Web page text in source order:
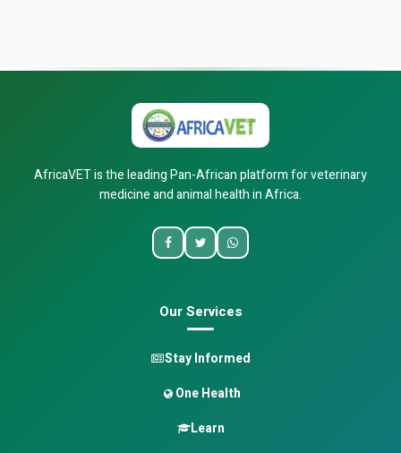
AfricaVET is the leading Pan-African platform for veterinary
medicine and animal health in Africa.
Our Services
Stay Informed
One Health
Learn